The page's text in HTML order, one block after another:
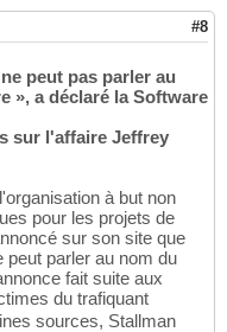
#8
peut pas parler au
», a déclaré la Software
sur l'affaire Jeffrey
à but non
pour les projets de
sur son site que
peut parler au nom du
fait suite aux
du trafiquant
sources, Stallman